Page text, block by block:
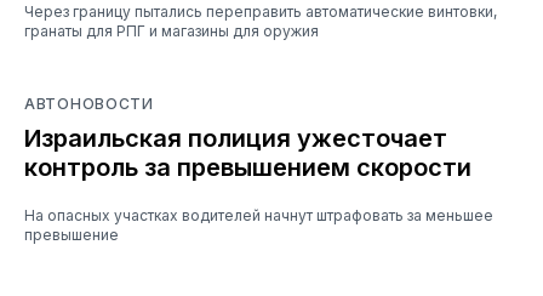
Через границу пытались переправить автоматические винтовки,
гранаты для РПГ и магазины для оружия
АВТОНОВОСТИ
Израильская полиция ужесточает
контроль за превышением скорости
На опасных участках водителей начнут штрафовать за меньшее
превышение